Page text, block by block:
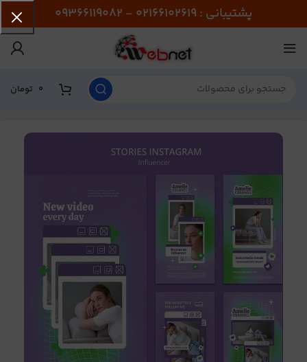
پشتیبانی : 02166102619 - 09366119082
0 تومان